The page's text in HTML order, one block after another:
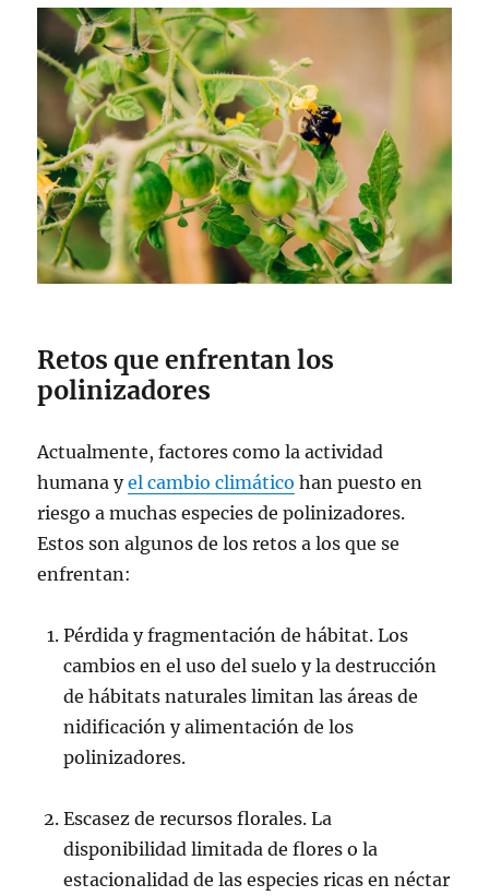
Retos que enfrentan los
polinizadores
Actualmente, factores como la actividad
humana yel cambio climático han puesto en
riesgo a muchas especies de polinizadores.
Estos son algunos de los retos a los que se
enfrentan:
Pérdida y fragmentación de hábitat. Los
cambios en el uso del suelo y la destrucción
de hábitats naturales limitan las áreas de
nidificación y alimentación de los
polinizadores.
Escasez de recursos florales. La
disponibilidad limitada de flores o la
estacionalidad de las especies ricas en néctar